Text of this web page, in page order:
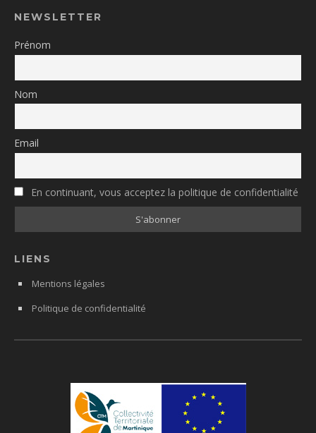
NEWSLETTER
Prénom
Nom
Email
En continuant, vous acceptez la politique de confidentialité
LIENS
Mentions légales
Politique de confidentialité